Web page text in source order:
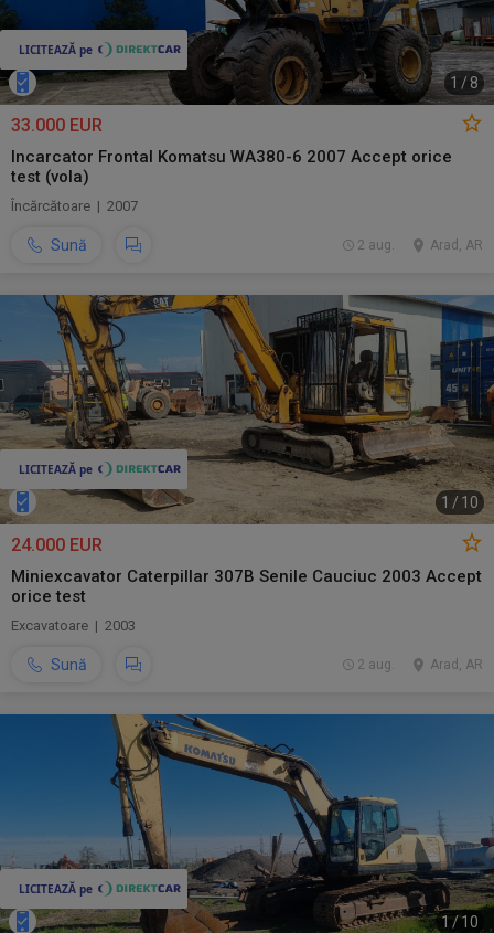
1 /8
33.000 EUR
Incarcator Frontal Komatsu WA380-6 2007 Accept orice
test (vola)
Încărcătoare | 2007
Sună Arad, AR
2 aug.
1 / 10
24.000 EUR
Miniexcavator Caterpillar 307B Senile Cauciuc 2003 Accept
orice test
Excavatoare | 2003
Sună Arad, AR
2 aug.
1 /10